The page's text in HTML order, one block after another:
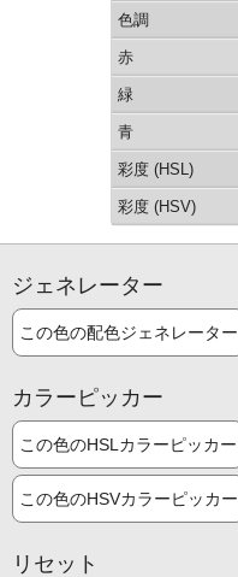
色調
赤
緑
青
彩度 (HSL)
彩度 (HSV)
ジェネレーター
この色の配色ジェネレーター
カラーピッカー
この色のHSLカラーピッカー
この色のHSVカラーピッカー
リセット